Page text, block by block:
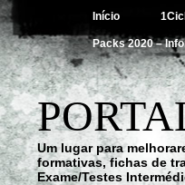
Início
Packs 2020 –
Um lugar para
formativas, fichas de
Exame/Testes